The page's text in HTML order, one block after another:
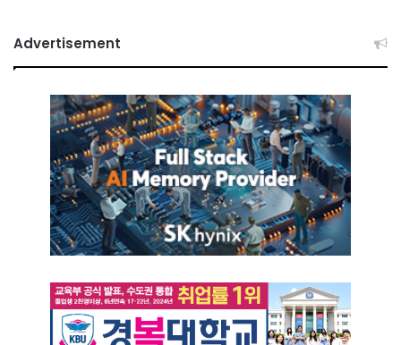
Advertisement